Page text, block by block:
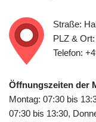
Straße:
PLZ &
Telefon:
Öffnungszeiten der
Montag: 07:30 bis
07:30 bis 13:30,